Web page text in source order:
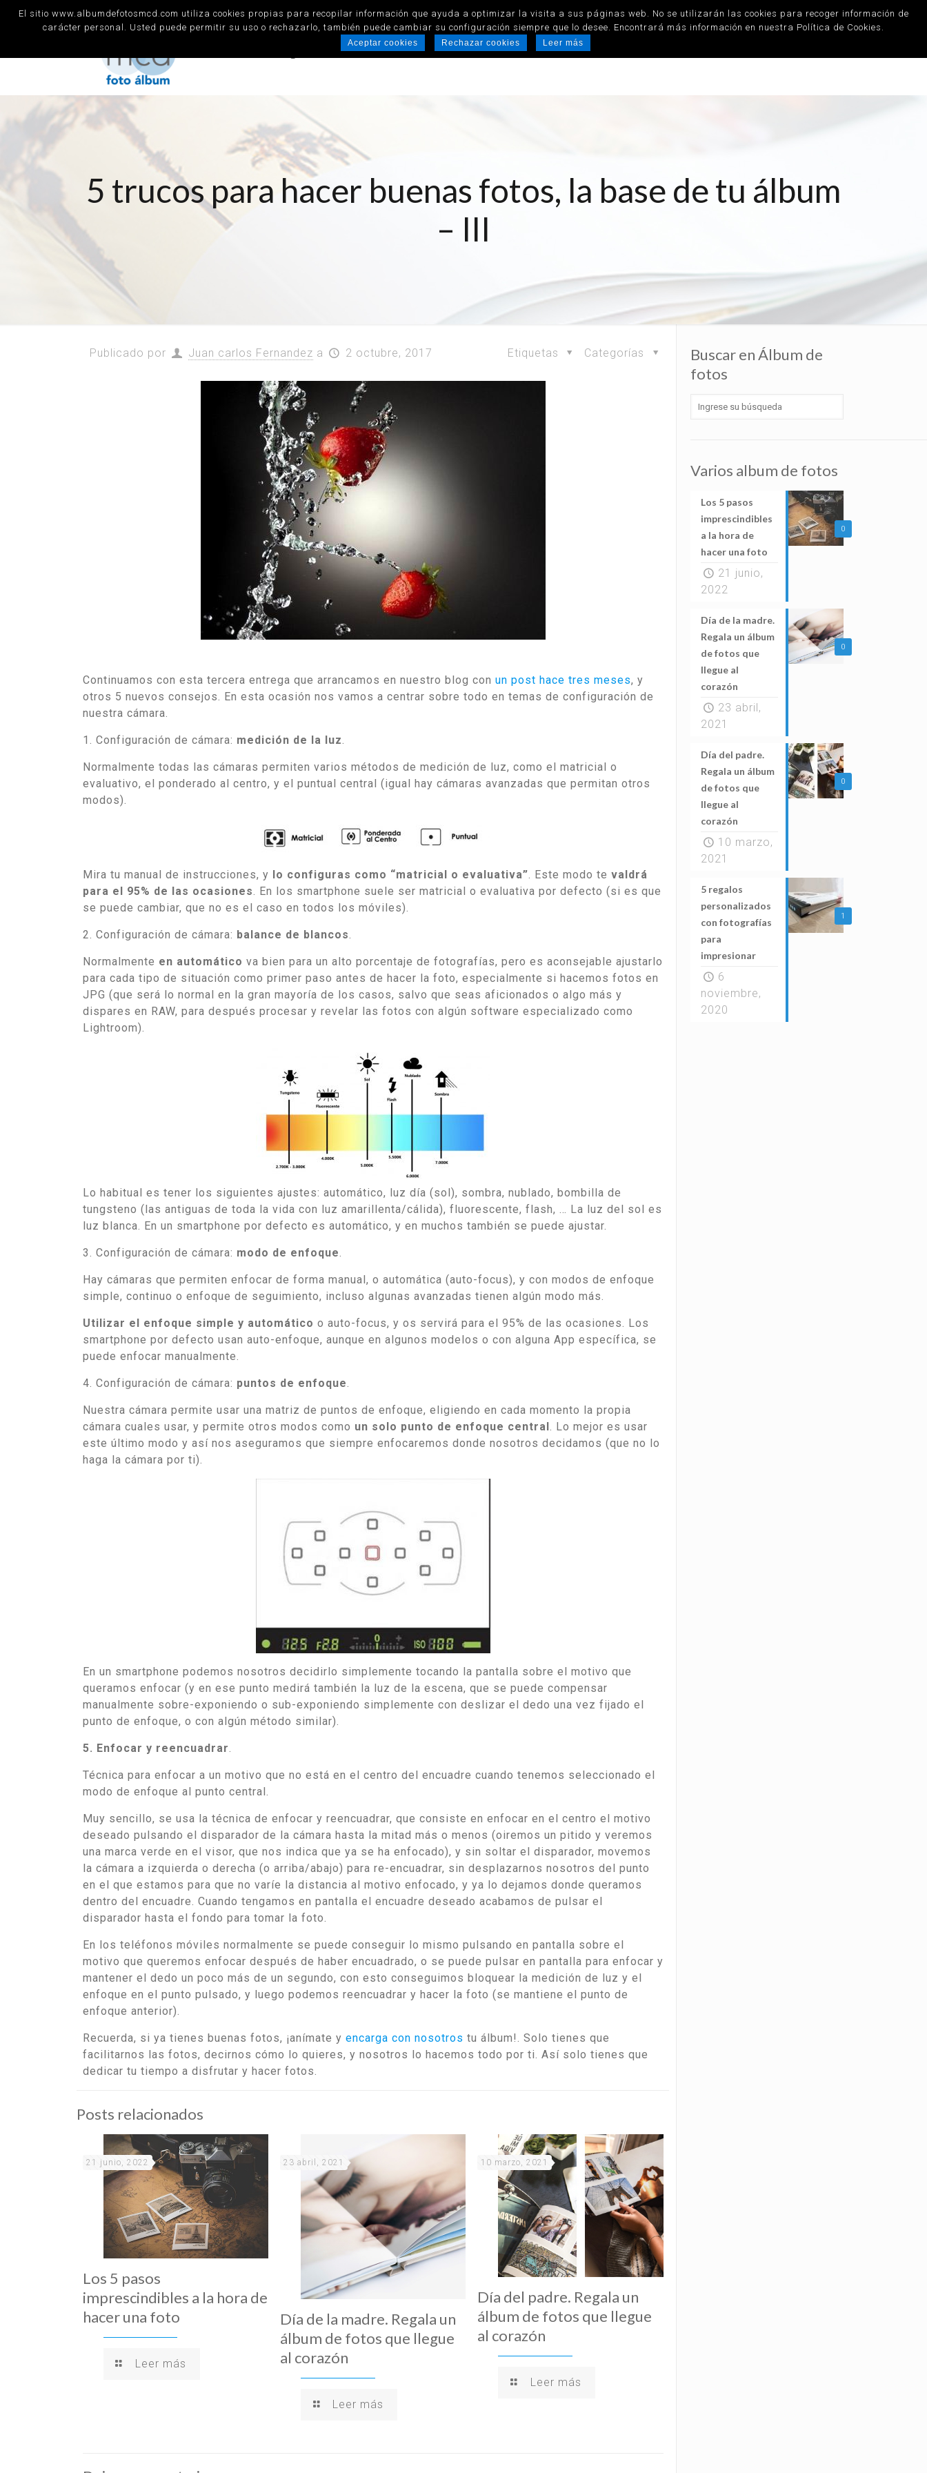
Inicio Productos Nosotros
5 trucos para hacer buenas fotos, la base de tu álbum
– III
Publicado por Juan carlos Fernandez a 2 octubre, 2017 Categorías
Etiquetas
Continuamos con esta tercera entrega que arrancamos en nuestro blog con un post hace tres meses, y
otros 5 nuevos consejos. En esta ocasión nos vamos a centrar sobre todo en temas de configuración de
nuestra cámara.
1. Configuración de cámara: medición de la luz.
Normalmente todas las cámaras permiten varios métodos de medición de luz, como el matricial o
evaluativo, el ponderado al centro, y el puntual central (igual hay cámaras avanzadas que permitan otros
modos).
Mira tu manual de instrucciones, y lo configuras como “matricial o evaluativa”. Este modo te valdrá
para el 95% de las ocasiones. En los smartphone suele ser matricial o evaluativa por defecto (si es que
se puede cambiar, que no es el caso en todos los móviles).
2. Configuración de cámara: balance de blancos.
Normalmente en automático va bien para un alto porcentaje de fotografías, pero es aconsejable ajustarlo
para cada tipo de situación como primer paso antes de hacer la foto, especialmente si hacemos fotos en
JPG (que será lo normal en la gran mayoría de los casos, salvo que seas aficionados o algo más y
dispares en RAW, para después procesar y revelar las fotos con algún software especializado como
Lightroom).
Lo habitual es tener los siguientes ajustes: automático, luz día (sol), sombra, nublado, bombilla de
tungsteno (las antiguas de toda la vida con luz amarillenta/cálida), fluorescente, flash, … La luz del sol es
luz blanca. En un smartphone por defecto es automático, y en muchos también se puede ajustar.
3. Configuración de cámara: modo de enfoque.
Hay cámaras que permiten enfocar de forma manual, o automática (auto-focus), y con modos de enfoque
simple, continuo o enfoque de seguimiento, incluso algunas avanzadas tienen algún modo más.
Utilizar el enfoque simple y automático o auto-focus, y os servirá para el 95% de las ocasiones. Los
smartphone por defecto usan auto-enfoque, aunque en algunos modelos o con alguna App específica, se
puede enfocar manualmente.
4. Configuración de cámara: puntos de enfoque.
Nuestra cámara permite usar una matriz de puntos de enfoque, eligiendo en cada momento la propia
cámara cuales usar, y permite otros modos como un solo punto de enfoque central. Lo mejor es usar
este último modo y así nos aseguramos que siempre enfocaremos donde nosotros decidamos (que no lo
haga la cámara por ti).
En un smartphone podemos nosotros decidirlo simplemente tocando la pantalla sobre el motivo que
queramos enfocar (y en ese punto medirá también la luz de la escena, que se puede compensar
manualmente sobre-exponiendo o sub-exponiendo simplemente con deslizar el dedo una vez fijado el
punto de enfoque, o con algún método similar).
5. Enfocar y reencuadrar.
Técnica para enfocar a un motivo que no está en el centro del encuadre cuando tenemos seleccionado el
modo de enfoque al punto central.
Muy sencillo, se usa la técnica de enfocar y reencuadrar, que consiste en enfocar en el centro el motivo
deseado pulsando el disparador de la cámara hasta la mitad más o menos (oiremos un pitido y veremos
una marca verde en el visor, que nos indica que ya se ha enfocado), y sin soltar el disparador, movemos
la cámara a izquierda o derecha (o arriba/abajo) para re-encuadrar, sin desplazarnos nosotros del punto
en el que estamos para que no varíe la distancia al motivo enfocado, y ya lo dejamos donde queramos
dentro del encuadre. Cuando tengamos en pantalla el encuadre deseado acabamos de pulsar el
disparador hasta el fondo para tomar la foto.
En los teléfonos móviles normalmente se puede conseguir lo mismo pulsando en pantalla sobre el
motivo que queremos enfocar después de haber encuadrado, o se puede pulsar en pantalla para enfocar y
mantener el dedo un poco más de un segundo, con esto conseguimos bloquear la medición de luz y el
enfoque en el punto pulsado, y luego podemos reencuadrar y hacer la foto (se mantiene el punto de
enfoque anterior).
Recuerda, si ya tienes buenas fotos, ¡anímate y encarga con nosotros tu álbum!. Solo tienes que
facilitarnos las fotos, decirnos cómo lo quieres, y nosotros lo hacemos todo por ti. Así solo tienes que
dedicar tu tiempo a disfrutar y hacer fotos.
Posts relacionados
21 junio, 2022
Los 5 pasos
imprescindibles a la hora de
hacer una foto
Leer más
23 abril, 2021
Día de la madre. Regala un
álbum de fotos que llegue
al corazón
Leer más
10 marzo, 2021
Día del padre. Regala un
álbum de fotos que llegue
al corazón
Leer más
Buscar en Álbum de
fotos
Varios album de fotos
0
Los 5 pasos
imprescindibles
a la hora de
hacer una foto
21 junio,
2022
0
Día de la madre.
Regala un álbum
de fotos que
llegue al
corazón
23 abril,
2021
0
Día del padre.
Regala un álbum
de fotos que
llegue al
corazón
10 marzo,
2021
1
5 regalos
personalizados
con fotografías
para
impresionar
6
noviembre,
2020
El sitio www.albumdefotosmcd.com utiliza cookies propias para recopilar información que ayuda a optimizar la visita a sus páginas web. No se utilizarán las cookies para recoger información de
carácter personal. Usted puede permitir su uso o rechazarlo, también puede cambiar su configuración siempre que lo desee. Encontrará más información en nuestra Política de Cookies.
Aceptar cookies Rechazar cookies Leer más